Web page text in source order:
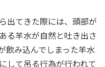
出てきた際には、頭部が
る羊水が自然と吐き出さ
飲み込んでしまった羊水
して吊る行為が行われて